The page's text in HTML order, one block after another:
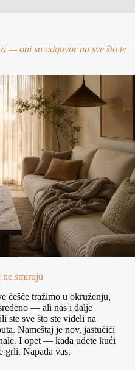
— oni su odgovor na sve što te
ne smiruju
češće tražimo u okruženju,
— ali nas i dalje
ste sve što ste videli na
Nameštaj je nov, jastučići
I opet — kada uđete kući
grli. Napada vas.